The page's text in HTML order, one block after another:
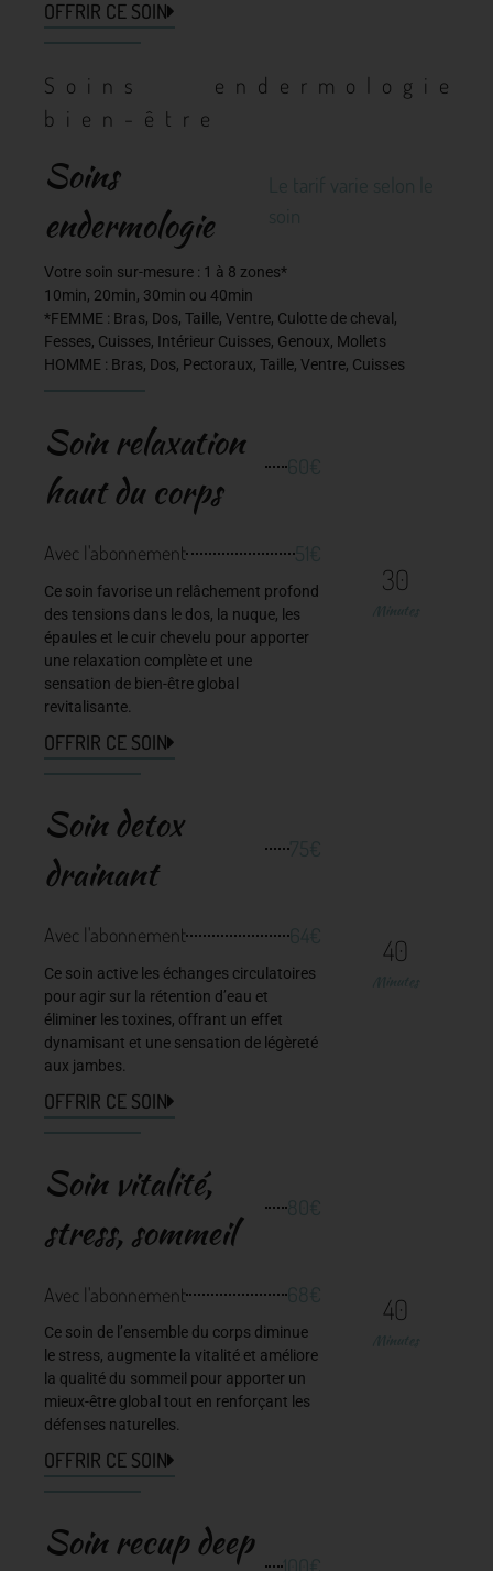
OFFRIR CE SOIN
Soins endermologie
bien-être
Soins
endermologie
Votre soin sur-mesure : 1 à 8 zones*
10min, 20min, 30min ou 40min
*FEMME : Bras, Dos, Taille, Ventre, Culotte de cheval,
Fesses, Cuisses, Intérieur Cuisses, Genoux, Mollets
HOMME : Bras, Dos, Pectoraux, Taille, Ventre, Cuisses
Soin relaxation
haut du corps
60€
Avec l'abonnement 51€
Ce soin favorise un relâchement profond
des tensions dans le dos, la nuque, les
épaules et le cuir chevelu pour apporter
une relaxation complète et une
sensation de bien-être global
revitalisante.
OFFRIR CE SOIN
30
Soin detox
drainant
75€
Avec l'abonnement 64€
Ce soin active les échanges circulatoires
pour agir sur la rétention d’eau et
éliminer les toxines, offrant un effet
dynamisant et une sensation de légèreté
aux jambes.
OFFRIR CE SOIN
40
Soin vitalité,
stress, sommeil
80€
Avec l'abonnement 68€
Ce soin de l’ensemble du corps diminue
le stress, augmente la vitalité et améliore
la qualité du sommeil pour apporter un
mieux-être global tout en renforçant les
défenses naturelles.
OFFRIR CE SOIN
40
Soin recup deep